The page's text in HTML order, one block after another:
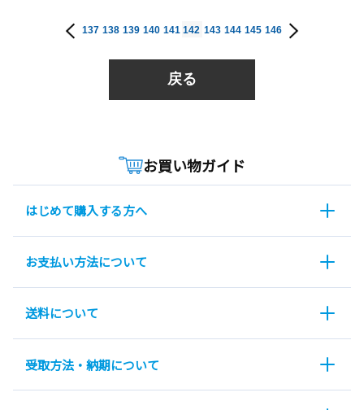
137 138 139 140 141 142 143 144 145 146
戻る
お買い物ガイド
はじめて購入する方へ
お支払い方法について
送料について
受取方法・納期について